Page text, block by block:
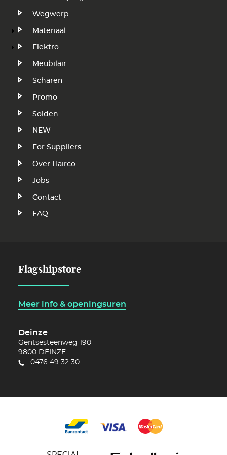
Wegwerp
Materiaal
Elektro
Meubilair
Scharen
Promo
Solden
NEW
VoetFor Suppliers
Over Hairco
Jobs
Contact
FAQ
Flagshipstore
Meer info & openingsuren
Deinze
Gentsesteenweg 190
9800 DEINZE
0476 49 32 30